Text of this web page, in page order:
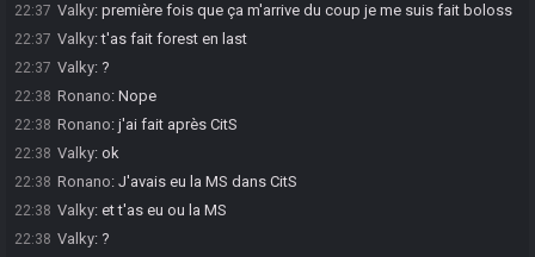
22:37 Valky: première fois que ça m'arrive du coup je me suis fait boloss
22:37 Valky:t'as fait forest en last
22:37 Valky: ?
22:38 Ronano: Nope
22:38 Ronano: j'ai fait après CitS
22:38 Valky: ok
22:38 Ronano: J'avais eu la MS dans CitS
22:38 Valky: et t'as eu ou la MS
22:38 Valky: ?